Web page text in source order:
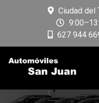
Ciudad del
627 944